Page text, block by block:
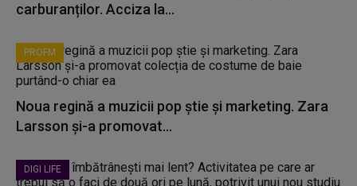
carburanților. Acciza la...
PROFM
Noua regină a muzicii pop știe și marketing. Zara
Larsson și-a promovat...
DIGI LIFE